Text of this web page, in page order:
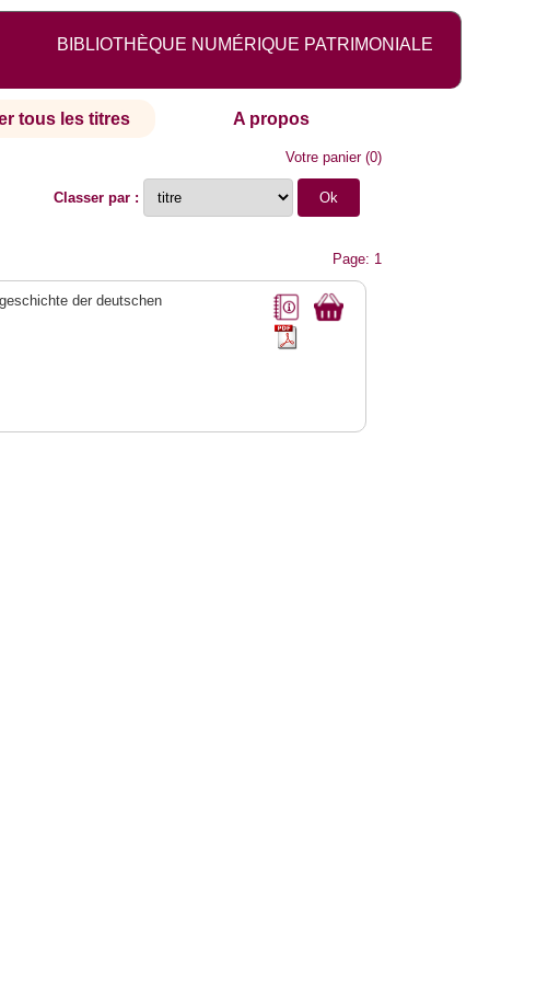
BIBLIOTHÈQUE NUMÉRIQUE PATRIMONIALE
tous les titres A propos
Votre panier(0)
Classer par :
Page: 1
der deutschen